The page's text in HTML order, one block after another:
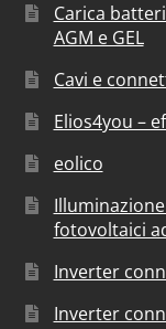
Carica
AGM e GEL
Cavi e
Elios4you –
eolico
fotovoltaici
Inverter
Inverter